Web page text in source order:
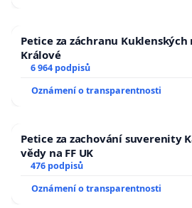
Petice za záchranu
Králové
6 964 podpisů
Oznámení o transparentnosti
Petice za zachování suverenity
vědy na FF UK
476 podpisů
Oznámení o transparentnosti